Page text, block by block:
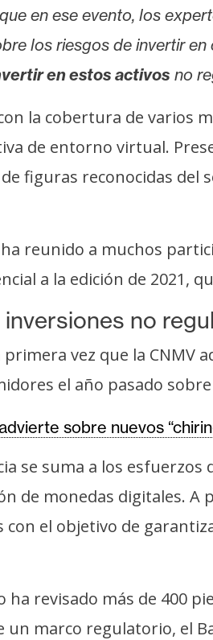
en ese evento, los
los riesgos de invertir
en estos activos no
la cobertura de varios
de entorno virtual.
figuras reconocidas del
reunido a muchos
a la edición de 2021,
no
primera vez que la CNMV
el año pasado
sobre nuevos
se suma a los
de monedas digitales.
con el objetivo de
ha revisado más de 400
un marco regulatorio, el